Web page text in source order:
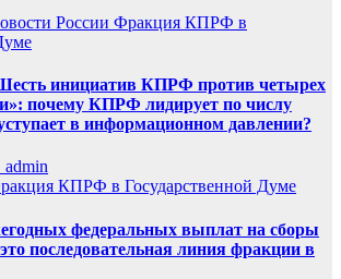
России Фракция КПРФ в
инициатив КПРФ против четырех
почему КПРФ лидирует по числу
в информационном давлении?
КПРФ в Государственной Думе
федеральных выплат на сборы
последовательная линия фракции в